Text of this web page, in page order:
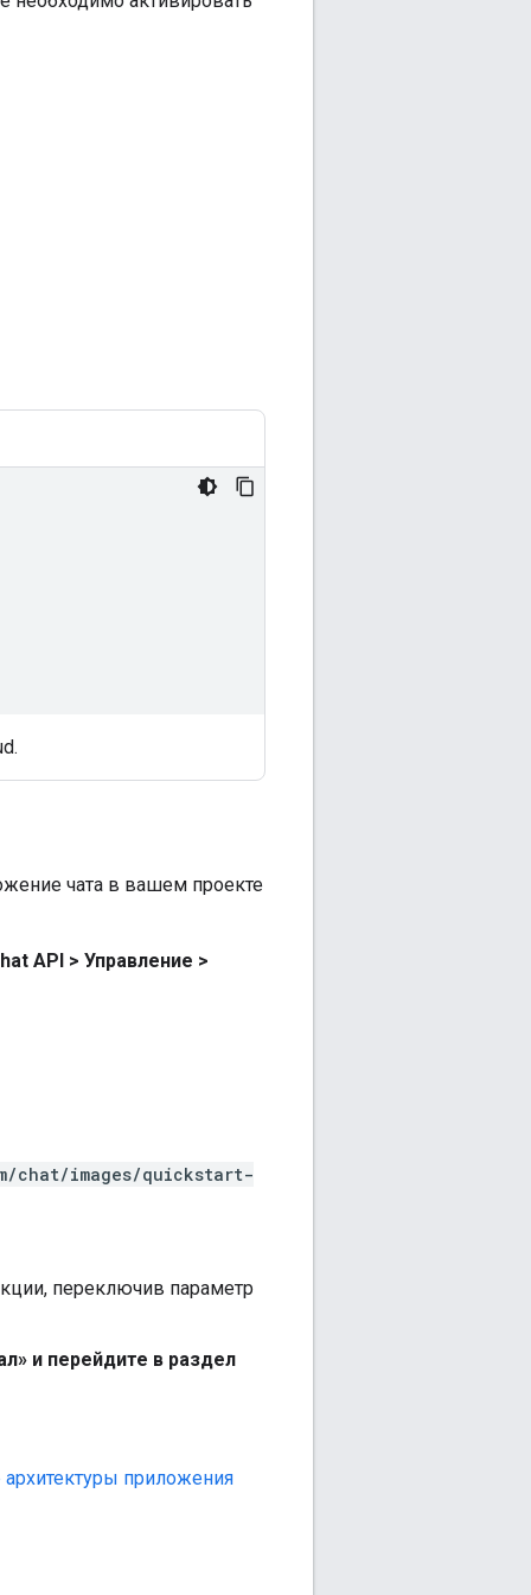
чата в вашем проекте
API > Управление >
chat/images/quickstart-
переключив параметр
и перейдите в раздел
приложения